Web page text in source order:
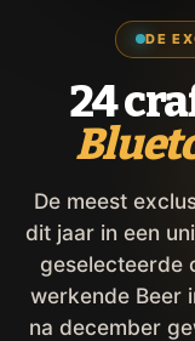
DE
24
De meest
dit jaar in een
geselecteerde
werkende Beer
na december